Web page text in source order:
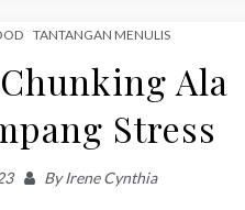
TANTANGAN MENULIS
Ala
Stress
ByIrene Cynthia